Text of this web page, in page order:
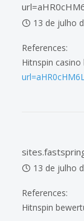
13 de julho
References:
Hitnspin
13 de julho
References:
Hitnspin